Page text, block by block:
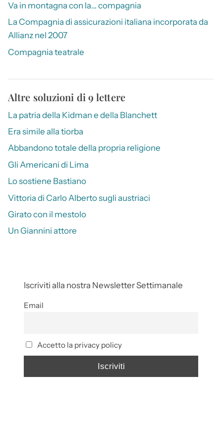
Va in montagna con la… compagnia
La Compagnia di assicurazioni italiana incorporata da
Allianz nel 2007
Compagnia teatrale
Altre soluzioni di 9 lettere
La patria della Kidman e della Blanchett
Era simile alla tiorba
Abbandono totale della propria religione
Gli Americani di Lima
Lo sostiene Bastiano
Vittoria di Carlo Alberto sugli austriaci
Girato con il mestolo
Un Giannini attore
Iscriviti alla nostra Newsletter Settimanale
Email
Accetto la privacy policy